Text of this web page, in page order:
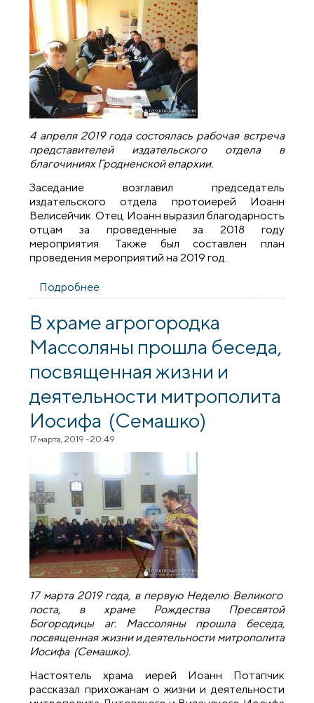
4 апреля 2019 года состоялась рабочая встреча
представителей издательского отдела в
благочиниях Гродненской епархии.
Заседание возглавил председатель
издательского отдела протоиерей Иоанн
Велисейчик. Отец Иоанн выразил благодарность
отцам за проведенные за 2018 году
мероприятия. Также был составлен план
проведения мероприятий на 2019 год.
Подробнее
представителей издательского отдела
В храме агрогородка
Массоляны прошла беседа,
посвященная жизни и
деятельности митрополита
Иосифа (Семашко)
17 марта, 2019 - 20:49
17 марта 2019 года, в первую Неделю Великого
поста, в храме Рождества Пресвятой
Богородицы аг. Массоляны прошла беседа,
посвященная жизни и деятельности митрополита
Иосифа (Семашко).
Настоятель храма иерей Иоанн Потапчик
рассказал прихожанам о жизни и деятельности